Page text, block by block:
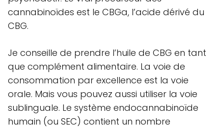
cannabinoïdes est le CBGa, l’acide dérivé du
CBG.
Je conseille de prendre l’huile de CBG en tant
que complément alimentaire. La voie de
consommation par excellence est la voie
orale. Mais vous pouvez aussi utiliser la voie
sublinguale. Le système endocannabinoïde
humain (ou SEC) contient un nombre